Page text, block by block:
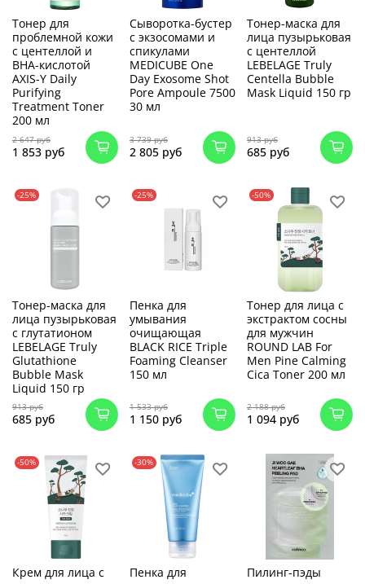
Тонер для
проблемной кожи
с центеллой и
BHA-кислотой
AXIS-Y Daily
Purifying
Treatment Toner
200 мл
2 647 руб
1 853 руб
Сыворотка-бустер
с экзосомами и
спикулами
MEDICUBE One
Day Exosome Shot
Pore Ampoule 7500
30 мл
3 739 руб
2 805 руб
Тонер-маска для
лица пузырьковая
с центеллой
LEBELAGE Truly
Centella Bubble
Mask Liquid 150 гр
913 руб
685 руб
-25%
Тонер-маска для
лица пузырьковая
с глутатионом
LEBELAGE Truly
Glutathione
Bubble Mask
Liquid 150 гр
913 руб
685 руб
-25%
Пенка для
умывания
очищающая
BLACK RICE Triple
Foaming Cleanser
150 мл
1 533 руб
1 150 руб
-50%
Тонер для лица с
экстрактом сосны
для мужчин
ROUND LAB For
Men Pine Calming
Cica Toner 200 мл
2 188 руб
1 094 руб
-50%
Крем для лица с
-30%
Пенка для
Пилинг-пэды